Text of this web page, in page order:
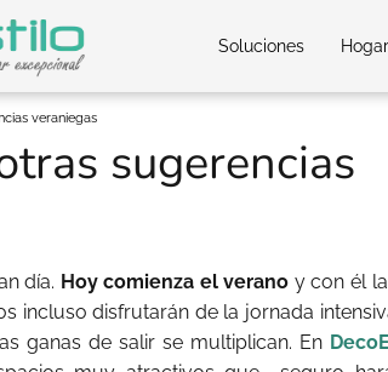
Soluciones Hogar
veraniegas
sugerencias
día. Hoy comienza el verano y con él
incluso disfrutarán de la jornada
ganas de salir se multiplican. En